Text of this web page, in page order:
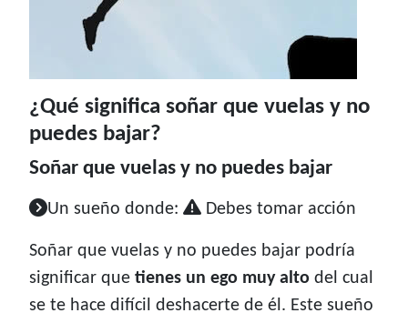
¿Qué significa soñar que vuelas y no
puedes bajar?
Soñar que vuelas y no puedes bajar
Un sueño donde: Debes tomar acción
Soñar que vuelas y no puedes bajar podría
significar que tienes un ego muy alto del cual
se te hace difícil deshacerte de él. Este sueño